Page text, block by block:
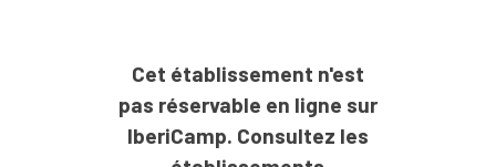
Cet établissement n'est
pas réservable en ligne sur
IberiCamp. Consultez les